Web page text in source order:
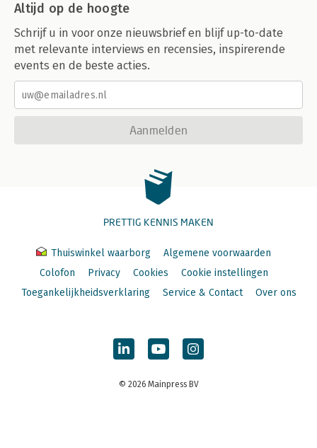
Altijd op de hoogte
Schrijf u in voor onze nieuwsbrief en blijf up-to-date
met relevante interviews en recensies, inspirerende
events en de beste acties.
Aanmelden
PRETTIG KENNIS MAKEN
Thuiswinkel waarborg
Algemene voorwaarden
Colofon
Privacy Cookies
Cookie instellingen
Toegankelijkheidsverklaring
Service & Contact Over ons
© 2026 Mainpress BV